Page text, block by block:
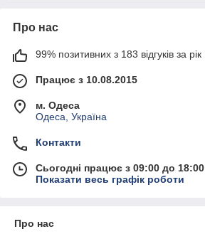
Про нас
99% позитивних з 183 відгуків за рік
Працює з 10.08.2015
м. Одеса
Одеса, Україна
Контакти
Сьогодні працює з 09:00 до 18:00
Показати весь графік роботи
Про нас